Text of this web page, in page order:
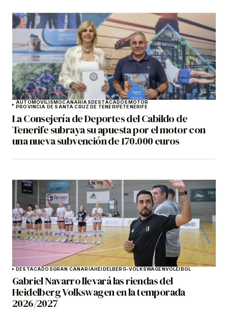
AUTOMOVILISMOCANARIASDESTACADOSMOTOR
PROVINCIA DE SANTA CRUZ DE TENERIFETENERIFE
La Consejería de Deportes del Cabildo de
Tenerife subraya su apuesta por el motor con
una nueva subvención de 170.000 euros
DESTACADOSGRAN CANARIAHEIDELBERG-VOLKSWAGENVOLEIBOL
Gabriel Navarro llevará las riendas del
Heidelberg Volkswagen en la temporada
2026/2027